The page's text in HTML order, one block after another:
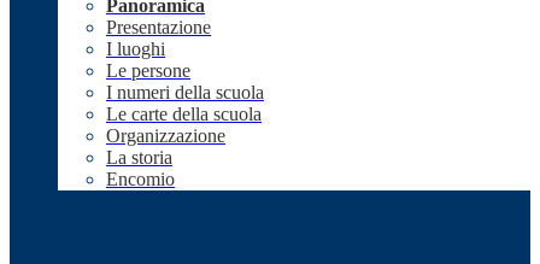
Panoramica
Presentazione
I luoghi
Le persone
I numeri della scuola
Le carte della scuola
Organizzazione
La storia
Encomio